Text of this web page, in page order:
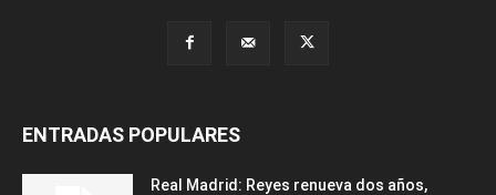
ENTRADAS POPULARES
Real Madrid: Reyes renueva dos años,